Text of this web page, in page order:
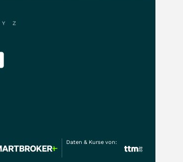
Y
Z
Daten & Kurse von: